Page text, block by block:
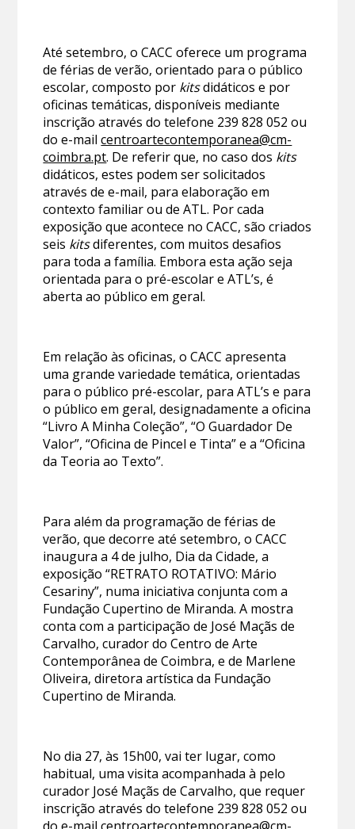
Até setembro, o CACC oferece um programa
de férias de verão, orientado para o público
escolar, composto por kitsdidáticos e por
oficinas temáticas, disponíveis mediante
inscrição através do telefone 239 828 052 ou
do e-mailcentroartecontemporanea@cm-
coimbra.pt. De referir que, no caso dos kits
didáticos, estes podem ser solicitados
através de e-mail, para elaboração em
contexto familiar ou de ATL. Por cada
exposição que acontece no CACC, são criados
seis kitsdiferentes, com muitos desafios
para toda a família. Embora esta ação seja
orientada para o pré-escolar e ATL’s, é
aberta ao público em geral.
Em relação às oficinas, o CACC apresenta
uma grande variedade temática, orientadas
para o público pré-escolar, para ATL’s e para
o público em geral, designadamente a oficina
“Livro A Minha Coleção”, “O Guardador De
Valor”, “Oficina de Pincel e Tinta” e a “Oficina
da Teoria ao Texto”.
Para além da programação de férias de
verão, que decorre até setembro, o CACC
inaugura a 4 de julho, Dia da Cidade, a
exposição “RETRATO ROTATIVO: Mário
Cesariny”, numa iniciativa conjunta com a
Fundação Cupertino de Miranda. A mostra
conta com a participação de José Maçãs de
Carvalho, curador do Centro de Arte
Contemporânea de Coimbra, e de Marlene
Oliveira, diretora artística da Fundação
Cupertino de Miranda.
No dia 27, às 15h00, vai ter lugar, como
habitual, uma visita acompanhada à pelo
curador José Maçãs de Carvalho, que requer
inscrição através do telefone 239 828 052 ou